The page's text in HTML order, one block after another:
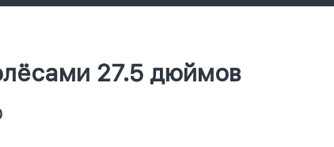
27.5 дюймов